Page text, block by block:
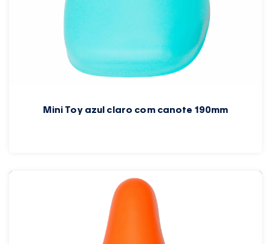
Mini Toy azul claro com canote 190mm